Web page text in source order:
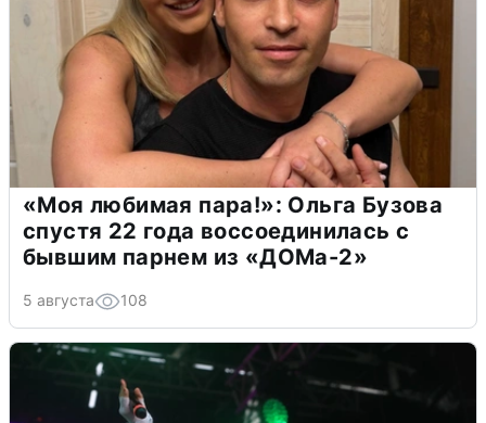
«Моя любимая пара!»: Ольга Бузова
спустя 22 года воссоединилась с
бывшим парнем из «ДОМа-2»
5 августа 108